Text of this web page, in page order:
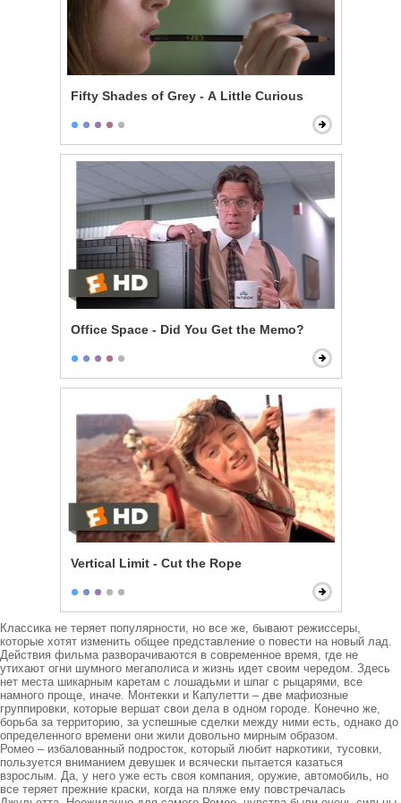
Fifty Shades of Grey - A Little Curious
Office Space - Did You Get the Memo?
Vertical Limit - Cut the Rope
Классика не теряет популярности, но все же, бывают режиссеры,
которые хотят изменить общее представление о повести на новый лад.
Действия фильма разворачиваются в современное время, где не
утихают огни шумного мегаполиса и жизнь идет своим чередом. Здесь
нет места шикарным каретам с лошадьми и шпаг с рыцарями, все
намного проще, иначе. Монтекки и Капулетти – две мафиозные
группировки, которые вершат свои дела в одном городе. Конечно же,
борьба за территорию, за успешные сделки между ними есть, однако до
определенного времени они жили довольно мирным образом.
Ромео – избалованный подросток, который любит наркотики, тусовки,
пользуется вниманием девушек и всячески пытается казаться
взрослым. Да, у него уже есть своя компания, оружие, автомобиль, но
все теряет прежние краски, когда на пляже ему повстречалась